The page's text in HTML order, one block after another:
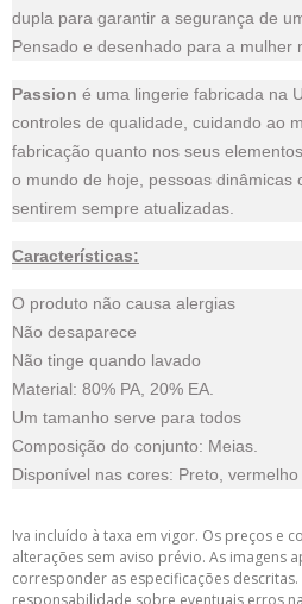
dupla para garantir a segurança de
Pensado e desenhado para a mulher
Passion é uma lingerie fabricada na
controles de qualidade, cuidando ao
fabricação quanto nos seus
o mundo de hoje, pessoas dinâmicas
sentirem sempre atualizadas.
Características:
O produto não causa alergias
Não desaparece
Não tinge quando lavado
Material: 80% PA, 20% EA.
Um tamanho serve para todos
Composição do conjunto: Meias.
Disponível nas cores: Preto,
Iva incluído à taxa em vigor. Os preços e
alterações sem aviso prévio. As imagens
corresponder as especificações
responsabilidade sobre eventuais erros